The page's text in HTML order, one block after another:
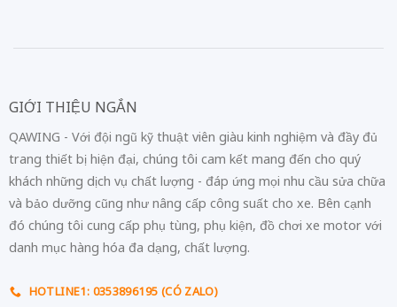
GIỚI THIỆU NGẮN
QAWING - Với đội ngũ kỹ thuật viên giàu kinh nghiệm và đầy đủ
trang thiết bị hiện đại, chúng tôi cam kết mang đến cho quý
khách những dịch vụ chất lượng - đáp ứng mọi nhu cầu sửa chữa
và bảo dưỡng cũng như nâng cấp công suất cho xe. Bên cạnh
đó chúng tôi cung cấp phụ tùng, phụ kiện, đồ chơi xe motor với
danh mục hàng hóa đa dạng, chất lượng.
HOTLINE1: 0353896195 (CÓ ZALO)